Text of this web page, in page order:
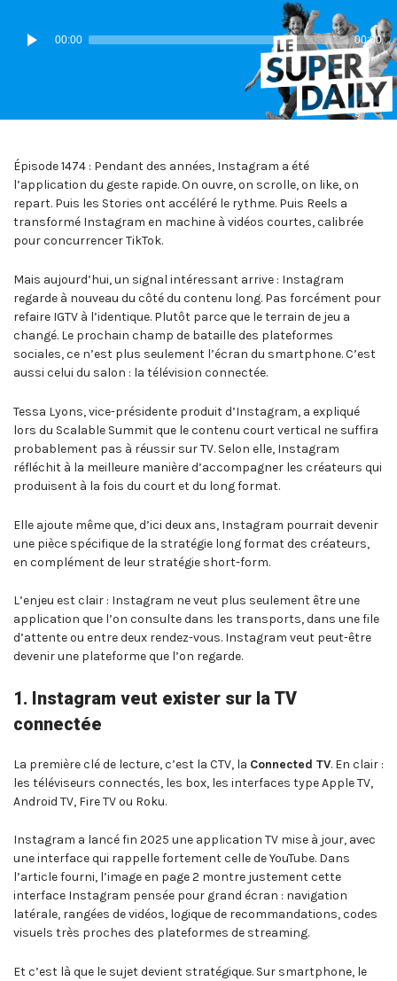
Lecteur
audio
00:00 00:00
Épisode 1474 : Pendant des années, Instagram a été
l’application du geste rapide. On ouvre, on scrolle, on like, on
repart. Puis les Stories ont accéléré le rythme. Puis Reels a
transformé Instagram en machine à vidéos courtes, calibrée
pour concurrencer TikTok.
Mais aujourd’hui, un signal intéressant arrive : Instagram
regarde à nouveau du côté du contenu long. Pas forcément pour
refaire IGTV à l’identique. Plutôt parce que le terrain de jeu a
changé. Le prochain champ de bataille des plateformes
sociales, ce n’est plus seulement l’écran du smartphone. C’est
aussi celui du salon : la télévision connectée.
Tessa Lyons, vice-présidente produit d’Instagram, a expliqué
lors du Scalable Summit que le contenu court vertical ne suffira
probablement pas à réussir sur TV. Selon elle, Instagram
réfléchit à la meilleure manière d’accompagner les créateurs qui
produisent à la fois du court et du long format.
Elle ajoute même que, d’ici deux ans, Instagram pourrait devenir
une pièce spécifique de la stratégie long format des créateurs,
en complément de leur stratégie short-form.
L’enjeu est clair : Instagram ne veut plus seulement être une
application que l’on consulte dans les transports, dans une file
d’attente ou entre deux rendez-vous. Instagram veut peut-être
devenir une plateforme que l’on regarde.
1. Instagram veut exister sur la TV
connectée
La première clé de lecture, c’est la CTV, la Connected TV. En clair :
les téléviseurs connectés, les box, les interfaces type Apple TV,
Android TV, Fire TV ou Roku.
Instagram a lancé fin 2025 une application TV mise à jour, avec
une interface qui rappelle fortement celle de YouTube. Dans
l’article fourni, l’image en page 2 montre justement cette
interface Instagram pensée pour grand écran : navigation
latérale, rangées de vidéos, logique de recommandations, codes
visuels très proches des plateformes de streaming.
Et c’est là que le sujet devient stratégique. Sur smartphone, le